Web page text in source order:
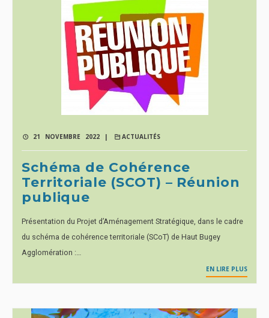
21 NOVEMBRE 2022 | ACTUALITÉS
Schéma de Cohérence
Territoriale (SCOT) – Réunion
publique
Présentation du Projet d’Aménagement Stratégique, dans le cadre
du schéma de cohérence territoriale (SCoT) de Haut Bugey
Agglomération :…
EN LIRE PLUS